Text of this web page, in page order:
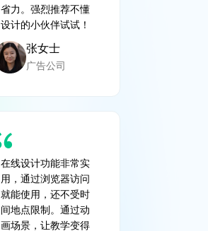
省力。强烈推荐不懂
设计的小伙伴试试！
张女士
广告公司
在线设计功能非常实
用，通过浏览器访问
就能使用，还不受时
间地点限制。通过动
画场景，让教学变得